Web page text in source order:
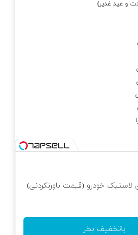
و عید غدیر)
لاستیک خودرو (قیمت باورنکردنی)
باتخفیف بخر